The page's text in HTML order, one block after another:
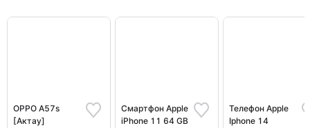
OPPO A57s
[Актау]
Смартфон Apple
iPhone 11 64 GB
Телефон Apple
Iphone 14